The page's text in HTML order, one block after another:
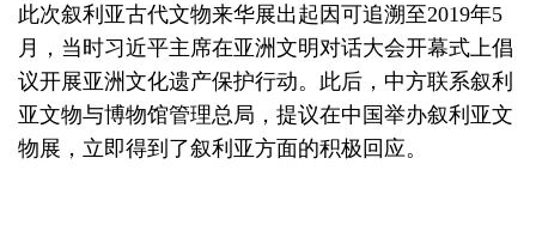
此次叙利亚古代文物来华展出起因可追溯至2019年5
月，当时习近平主席在亚洲文明对话大会开幕式上倡
议开展亚洲文化遗产保护行动。此后，中方联系叙利
亚文物与博物馆管理总局，提议在中国举办叙利亚文
物展，立即得到了叙利亚方面的积极回应。